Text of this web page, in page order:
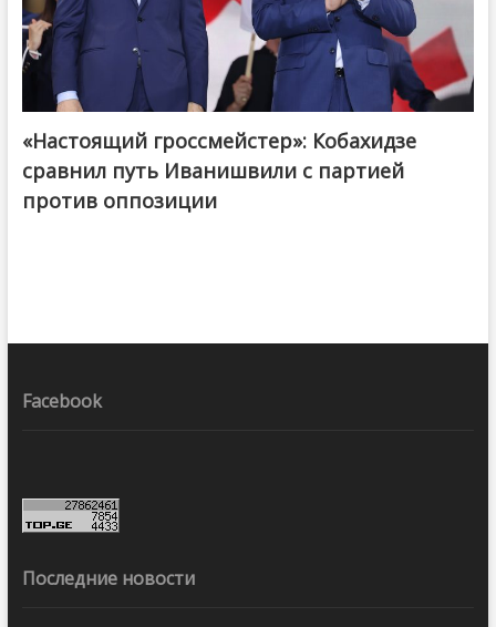
@ქართული ოცნება / Georgian Dream
«Настоящий гроссмейстер»: Кобахидзе
сравнил путь Иванишвили с партией
против оппозиции
Facebook
Последние новости